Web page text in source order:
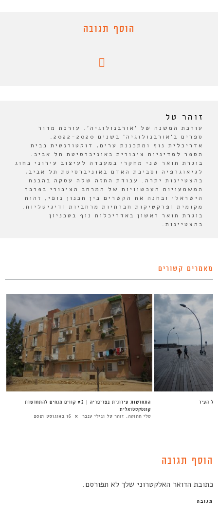
הוסף תגובה
זוהר טל
עורכת המשנה של 'אורבנולוגיה'. עורכת מדור
ספרים ב'אורבנולוגיה' בשנים 2022-2020.
אדריכלית נוף ומתכננת ערים, דוקטורנטית בבית
הספר למדיניות ציבורית באוניברסיטת תל אביב.
בוגרת תואר שני מחקרי במעבדה לעיצוב עירוני בחוג
לגיאוגרפיה וסביבת האדם באוניברסיטת תל אביב,
בהצטיינות יתרה. עבודת התזה שלה עסקה בהבנת
המשמעויות העכשוויות של המרחב הציבורי בפרבר
הישראלי ובחנה את הקשרים בין תכנון נופי, זהות
מקומית ופרקטיקות חברתיות מרחביות ודיגיטליות.
בוגרת תואר ראשון באדריכלות נוף בטכניון
בהצטיינות.
מאמרים קשורים
התחדשות עירונית בפריפריה | #2 קווים מנחים להתחדשות
קונטקסטואלית
טלי חתוקה, זוהר טל וגילי ענבר 16 באוגוסט 2021
העיר
הוסף תגובה
כתובת הדואר האלקטרוני שלך לא תפורסם.
תגובה